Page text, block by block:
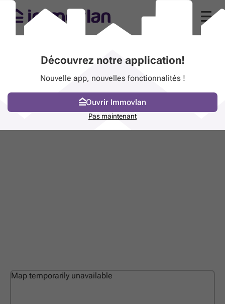
Map temporarily unavailable
Découvrez notre application!
Nouvelle app, nouvelles fonctionnalités !
Ouvrir Immovlan
Pas maintenant